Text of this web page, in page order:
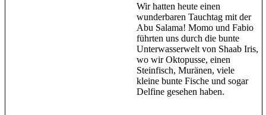
Wir hatten heute einen
wunderbaren Tauchtag mit der
Abu Salama! Momo und Fabio
führten uns durch die bunte
Unterwasserwelt von Shaab Iris,
wo wir Oktopusse, einen
Steinfisch, Muränen, viele
kleine bunte Fische und sogar
Delfine gesehen haben.